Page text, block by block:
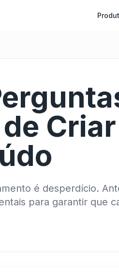
é desperdício.
para garantir que